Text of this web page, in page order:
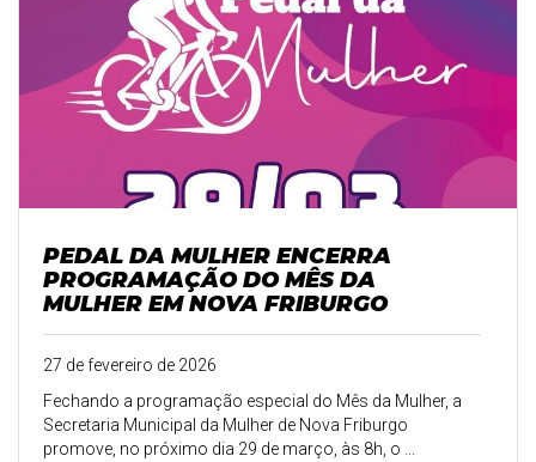
PEDAL DA MULHER ENCERRA
PROGRAMAÇÃO DO MÊS DA
MULHER EM NOVA FRIBURGO
27 de fevereiro de 2026
Fechando a programação especial do Mês da Mulher, a
Secretaria Municipal da Mulher de Nova Friburgo
promove, no próximo dia 29 de março, às 8h, o ...